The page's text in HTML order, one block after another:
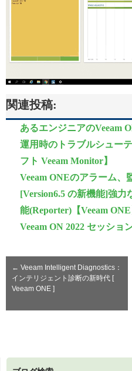
関連投稿:
あるエンジニアのVeeam
運用時のトラブルシュー
フト Veeam Monitor】
Veeam ONEのアラーム、
[Version6.5 の新機能]強力
能(Reporter)【Veeam ONE
Veeam ON 2022 セッショ
← Veeam Intelligent Diagnostics：
インテリジェント診断の新時代 [
Veeam ONE ]